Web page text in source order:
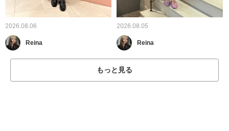
2026.08.06
Reina
2026.08.05
Reina
もっと見る